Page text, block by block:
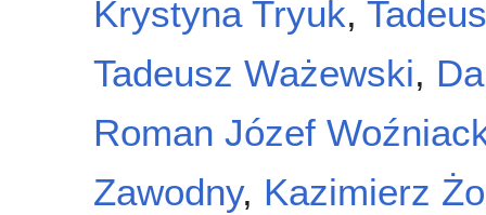
Krystyna Tryuk,
Tadeusz Ważewski,
Roman Józef
Zawodny, Kazimierz